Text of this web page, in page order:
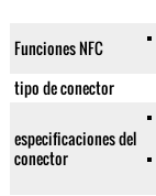
Funciones NFC
tipo de conector
especificaciones del
conector